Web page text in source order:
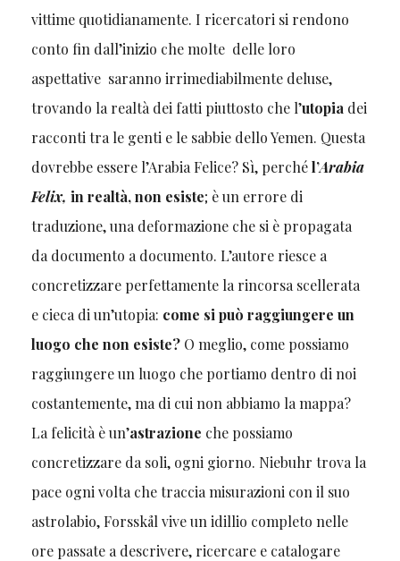
vittime quotidianamente. I ricercatori si rendono
conto fin dall’inizio che molte delle loro
aspettative saranno irrimediabilmente deluse,
trovando la realtà dei fatti piuttosto che l’utopia dei
racconti tra le genti e le sabbie dello Yemen. Questa
dovrebbe essere l’Arabia Felice? Sì, perchél’Arabia
Felix, in realtà, non esiste; è un errore di
traduzione, una deformazione che si è propagata
da documento a documento. L’autore riesce a
concretizzare perfettamente la rincorsa scellerata
e cieca di un’utopia: come si può raggiungere un
luogo che non esiste?O meglio, come possiamo
raggiungere un luogo che portiamo dentro di noi
costantemente, ma di cui non abbiamo la mappa?
La felicità è un’astrazione che possiamo
concretizzare da soli, ogni giorno. Niebuhr trova la
pace ogni volta che traccia misurazioni con il suo
astrolabio, Forsskål vive un idillio completo nelle
ore passate a descrivere, ricercare e catalogare